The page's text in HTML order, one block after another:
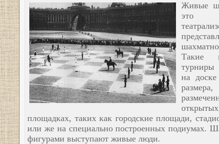
Живые
это
Такие
турниры
на доске
размера,
открытых
площадках, таких как городские площади,
или же на специально построенных подиумах.
фигурами выступают живые люди.